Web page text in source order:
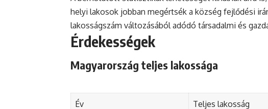
helyi lakosok jobban megértsék a község fejlődési
lakosságszám változásából adódó társadalmi és
Érdekességek
Magyarország teljes lakossága
Év Teljes lakosság